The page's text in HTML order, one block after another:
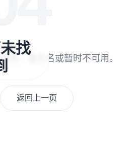
找
除、重命名或暂时不可用。
返回上一页